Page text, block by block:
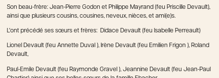
Son beau-frère: Jean-Pierre Godon et Philippe Mayrand (feu Priscille Devault),
ainsi que plusieurs cousins, cousines, neveux, nièces, et ami(e)s.
L'ont précédé ses sœurs et frères: Didace Devault (feu Isabelle Perreault)
Lionel Devault (feu Annette Duval ), Irène Devault (feu Emilien Frigon ), Roland
Devault,
Paul-Emile Devault (feu Raymonde Gravel ), Jeannine Devault (feu Jean-Paul